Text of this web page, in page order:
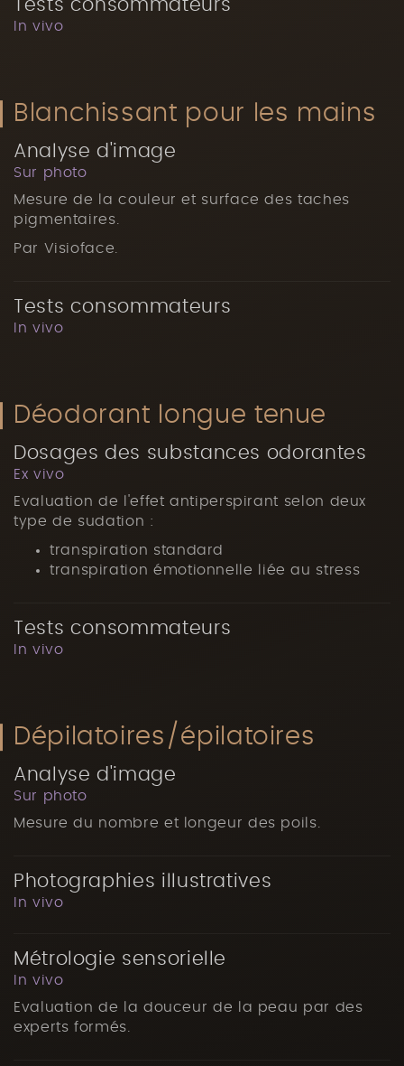
Tests consommateurs
In vivo
Blanchissant pour les mains
Analyse d'image
Sur photo
Mesure de la couleur et surface des taches
pigmentaires.
Par Visioface.
Tests consommateurs
In vivo
Déodorant longue tenue
Dosages des substances odorantes
Ex vivo
Evaluation de l'effet antiperspirant selon deux
type de sudation :
transpiration standard
transpiration émotionnelle liée au stress
Tests consommateurs
In vivo
Dépilatoires/épilatoires
Analyse d'image
Sur photo
Mesure du nombre et longeur des poils.
Photographies illustratives
In vivo
Métrologie sensorielle
In vivo
Evaluation de la douceur de la peau par des
experts formés.